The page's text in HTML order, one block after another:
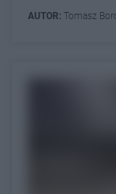
AUTOR: Tomasz